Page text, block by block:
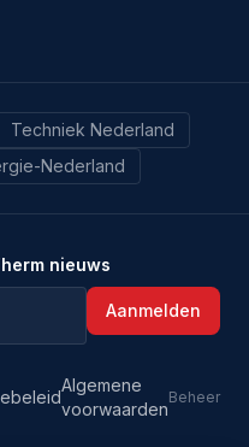
Techniek Nederland
Nederland
nieuws
Aanmelden
Algemene
voorwaarden
Beheer